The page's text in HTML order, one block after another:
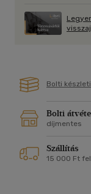
Bolti
Bolti
díjmentes
Szállítás
15 000 Ft